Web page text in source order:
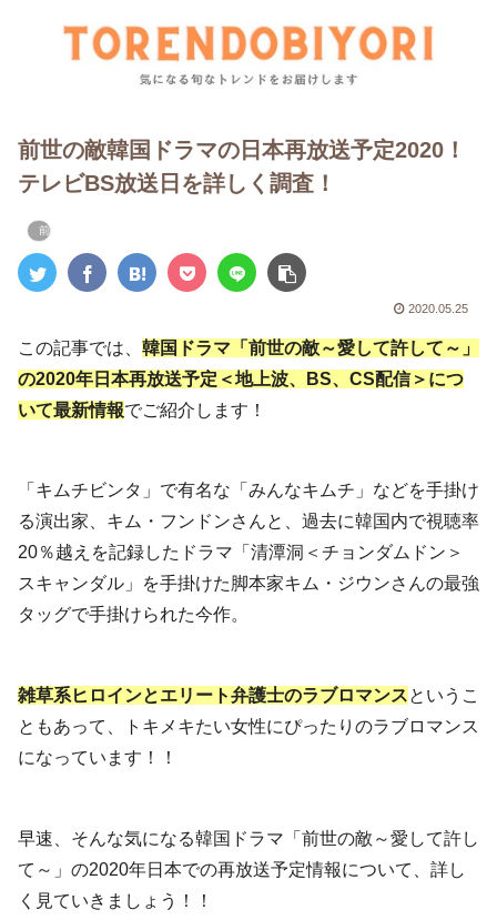
前世の敵韓国ドラマの日本再放送予定2020！
テレビBS放送日を詳しく調査！
前世の敵
2020.05.25
この記事では、 韓国ドラマ「前世の敵～愛して許して～」
の2020年日本再放送予定＜地上波、BS、CS配信＞につ
いて最新情報でご紹介します！
「キムチビンタ」で有名な「みんなキムチ」などを手掛け
る演出家、キム・フンドンさんと、過去に韓国内で視聴率
20％越えを記録したドラマ「清潭洞＜チョンダムドン＞
スキャンダル」を手掛けた脚本家キム・ジウンさんの最強
タッグで手掛けられた今作。
雑草系ヒロインとエリート弁護士のラブロマンスというこ
ともあって、トキメキたい女性にぴったりのラブロマンス
になっています！！
早速、そんな気になる韓国ドラマ「前世の敵～愛して許し
て～」の2020年日本での再放送予定情報について、詳し
く見ていきましょう！！